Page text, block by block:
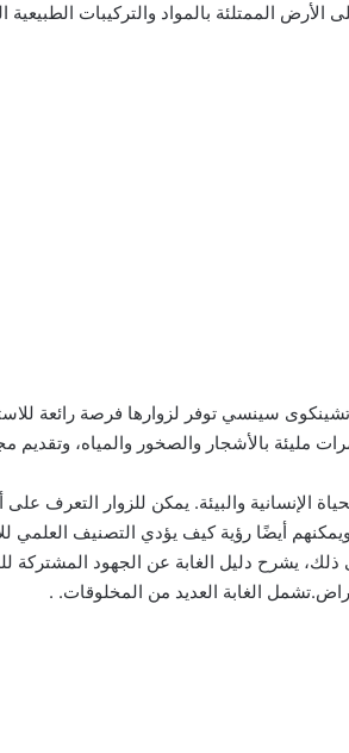
الأرض الممتلئة بالمواد والتركيبات
سينسي توفر لزوارها فرصة رائعة
مليئة بالأشجار والصخور والمياه،
الإنسانية والبيئة. يمكن للزوار التعرف على
أيضًا رؤية كيف يؤدي التصنيف العلمي
ذلك، يشرح دليل الغابة عن الجهود
الغابة العديد من المخلوقات. .